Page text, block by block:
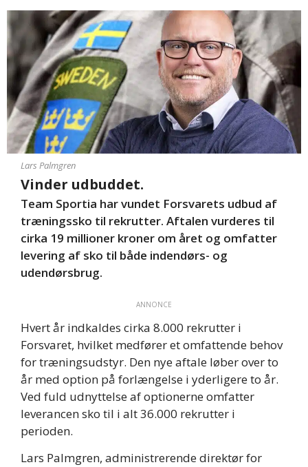
Lars Palmgren
Vinder udbuddet.
Team Sportia har vundet Forsvarets udbud af
træningssko til rekrutter. Aftalen vurderes til
cirka 19 millioner kroner om året og omfatter
levering af sko til både indendørs- og
udendørsbrug.
ANNONCE
Hvert år indkaldes cirka 8.000 rekrutter i
Forsvaret, hvilket medfører et omfattende behov
for træningsudstyr. Den nye aftale løber over to
år med option på forlængelse i yderligere to år.
Ved fuld udnyttelse af optionerne omfatter
leverancen sko til i alt 36.000 rekrutter i
perioden.
Lars Palmgren, administrerende direktør for